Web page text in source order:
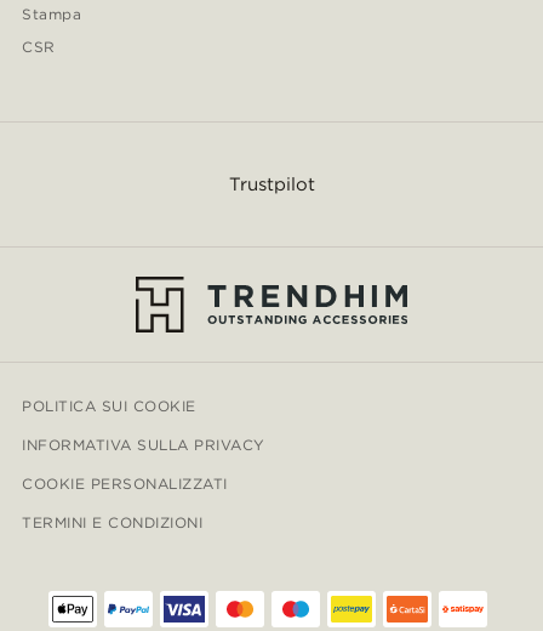
Stampa
CSR
Trustpilot
POLITICA SUI COOKIE
INFORMATIVA SULLA PRIVACY
COOKIE PERSONALIZZATI
TERMINI E CONDIZIONI